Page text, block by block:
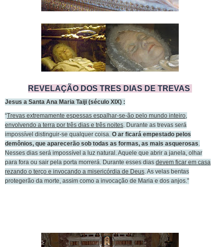
REVELAÇÃO DOS TRES DIAS DE TREVAS
Jesus a Santa Ana Maria Taiji (século XIX) :
“Trevas extremamente espessas espalhar-se-ão pelo mundo inteiro,
envolvendo a terra por três dias e três noites . Durante as trevas será
impossível distinguir-se qualquer coisa. O ar ficará empestado pelos
demônios, que aparecerão sob todas as formas, as mais asquerosas
Nesses dias será impossível a luz natural. Aquele que abrir a janela, olhar
para fora ou sair pela porta morrerá. Durante esses dias devem ficar em casa
rezando o terço e invocando a misericórdia de Deus . As velas bentas
protegerão da morte, assim como a invocação de Maria e dos anjos.”